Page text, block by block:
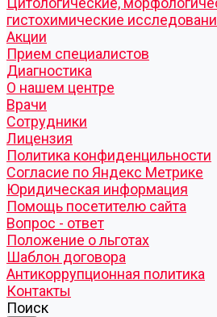
гистохимические
Акции
Прием специалистов
Диагностика
О нашем центре
Врачи
Сотрудники
Лицензия
Политика конфиденцильности
Согласие по Яндекс Метрике
Юридическая информация
Помощь посетителю сайта
Вопрос - ответ
Положение о льготах
Шаблон договора
Антикоррупционная политика
Контакты
Поиск